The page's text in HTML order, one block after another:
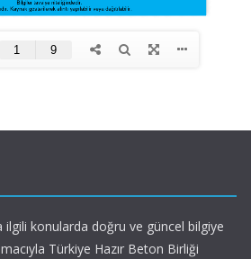
konularda doğru ve güncel bilgiye
Türkiye Hazır Beton Birliği